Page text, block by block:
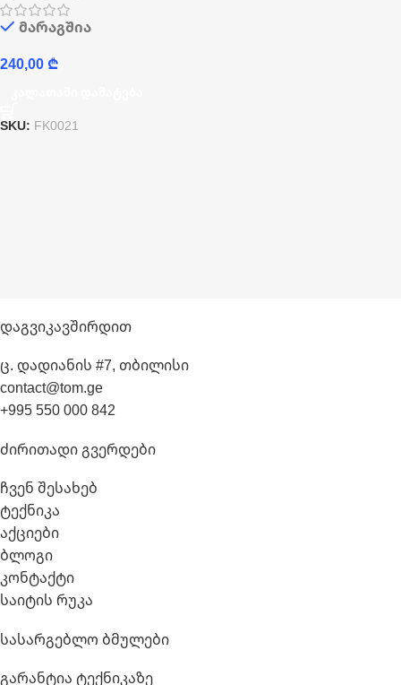
მარაგშია
240,00 ₾
SKU: FK0021
Დაგვიკავშირდით
ც. დადიანის #7, თბილისი
contact@tom.ge
+995 550 000 842
Ძირითადი Გვერდები
ჩვენ შესახებ
ტექნიკა
აქციები
ბლოგი
კონტაქტი
საიტის რუკა
Სასარგებლო Ბმულები
გარანტია ტექნიკაზე